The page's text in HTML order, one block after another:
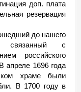
доп. плата
резервация
до нашего
связанный с
российского
апреле 1696 года
храме были
В 1700 году в